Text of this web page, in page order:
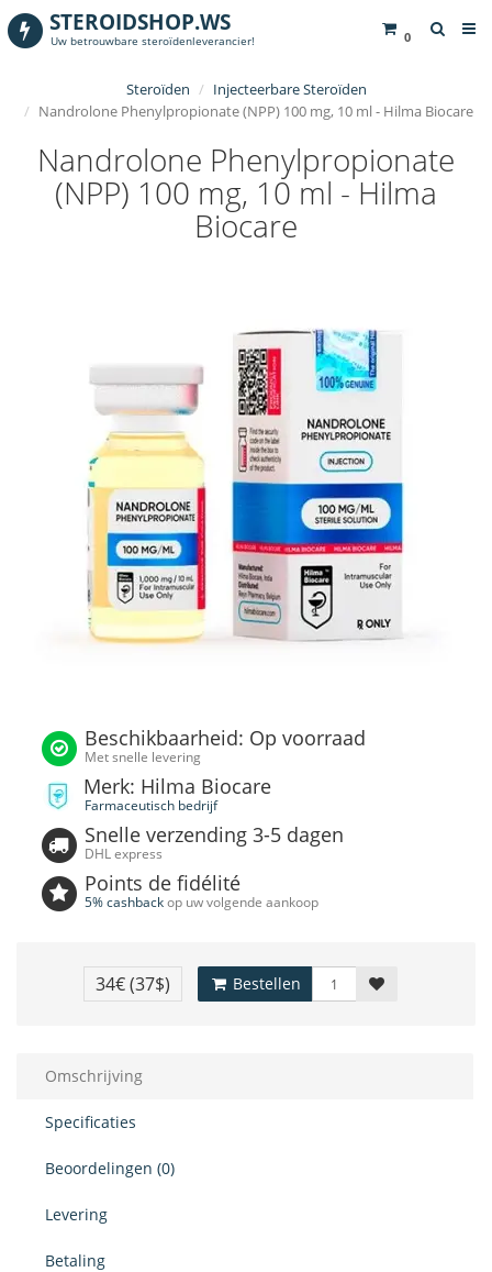
0
STEROIDSHOP.WS
Uw betrouwbare steroïdenleverancier!
Steroïden
Injecteerbare Steroïden
Nandrolone Phenylpropionate (NPP) 100 mg, 10 ml - Hilma Biocare
Nandrolone Phenylpropionate
(NPP) 100 mg, 10 ml - Hilma
Biocare
Beschikbaarheid: Op voorraad
Met snelle levering
Merk: Hilma Biocare
Farmaceutisch bedrijf
Snelle verzending 3-5 dagen
DHL express
Points de fidélité
5% cashbackop uw volgende aankoop
34€(37$) Bestellen
Omschrijving
Specificaties
Beoordelingen (0)
Levering
Betaling